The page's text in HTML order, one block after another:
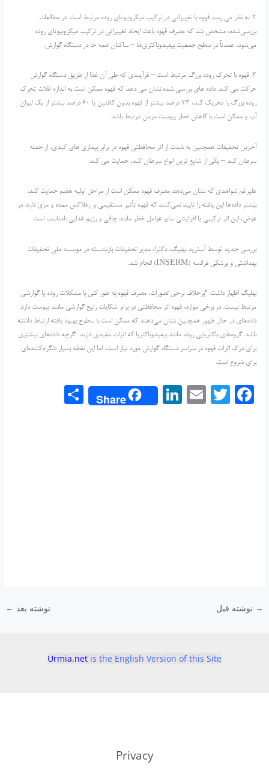
2. به نظر می رسد قهوه با تغییراتی در ترکیب میکروبیوتای روده مرتبط است. در مطالعات
بررسی‌شده، مشخص شد که مصرف قهوه باعث ایجاد تغییراتی در ترکیب میکروبیوتای روده
می‌شود، عمدتاً در سطح جمعیت بیفیدوباکتری‌ها – ساکنان همه جا در دستگاه گوارش.
3. قهوه با تحرک روده بزرگ مرتبط است – فرآیندی که طی آن غذا از طریق دستگاه گوارش
حرکت می کند. داده های بررسی شده نشان می دهد که قهوه ممکن است به اندازه غلات تحرک
روده بزرگ را تحریک کند، 23 درصد بیشتر از قهوه بدون کافئین یا 60 درصد بیشتر از یک لیوان
آب و ممکن است با کاهش خطر یبوست مزمن مرتبط باشد.
آخرین تحقیقات همچنین به شدت از اثر محافظتی قهوه در برابر بیماری های کبدی، از جمله
سرطان کبد – یکی از شایع ترین انواع سرطان کبد، حمایت می کند.
علیرغم شواهدی که نشان می‌دهد مصرف قهوه ممکن است از مراحل اولیه هضم حمایت کند،
بیشتر داده‌ها این یافته را تایید نمی‌کنند که قهوه تأثیر مستقیمی بر رفلاکس معده و مری دارد. در
عوض، این اثر ترکیبی یا افزایشی سایر عوامل خطر مانند چاقی و رژیم غذایی نامناسب است.
بررسی جدید توسط آسترید نهلیگ، دکترا، مدیر تحقیقات بازنشسته در موسسه ملی تحقیقات
بهداشتی و پزشکی فرانسه (INSERM) انجام شد.
نهلیگ اظهار داشت: “برخلاف برخی تصورات، مصرف قهوه به طور کلی با مشکلات روده یا گوارشی
مرتبط نیست. در برخی موارد، قهوه اثر محافظتی در برابر شکایات رایج گوارشی مانند یبوست دارد.
داده‌های در حال ظهور همچنین نشان می‌دهند که ممکن است با سطوح بهبود یافته ارتباط داشته
باشد. گروه‌های باکتریایی روده مانند بیفیدوباکتریا که اثرات مفیدی دارند. اگرچه داده‌های بیشتری
برای درک اثرات قهوه در سراسر دستگاه گوارش مورد نیاز است، اما این نقطه بسیار دلگرم‌کننده‌ای
برای شروع است.
F
T
E
Li
n
Share
→ نوشته قبل نوشته بعد ←
Urmia.net is the English Version of this Site
Privacy